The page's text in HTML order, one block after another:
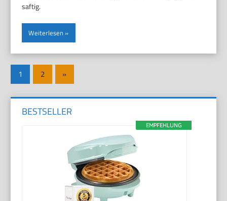
saftig.
Weiterlesen
Seitennummerierung
der
Beiträge
1 2
Nächste
Beiträge
»
BESTSELLER
EMPFEHLUNG